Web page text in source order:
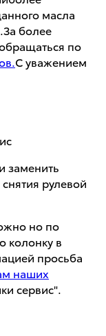
масла
более
по
С уважением
заменить
рулевой
но по
колонку в
просьба
наших
сервис".